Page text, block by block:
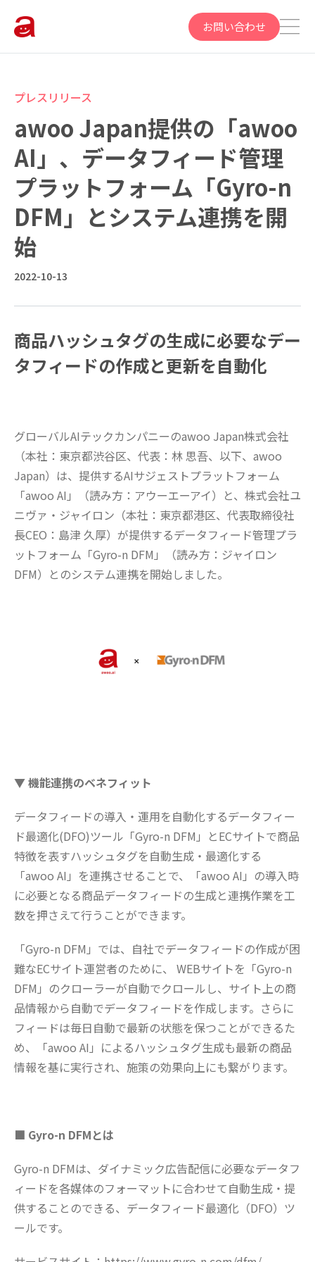
お問い合わせ
プレスリリース
awoo Japan提供の「awoo
AI」、データフィード管理
プラットフォーム「Gyro-n
DFM」とシステム連携を開
始
2022-10-13
商品ハッシュタグの生成に必要なデー
タフィードの作成と更新を自動化
グローバルAIテックカンパニーのawoo Japan株式会社
（本社：東京都渋谷区、代表：林 思吾、以下、awoo
Japan）は、提供するAIサジェストプラットフォーム
「awoo AI」（読み方：アウーエーアイ）と、株式会社ユ
ニヴァ・ジャイロン（本社：東京都港区、代表取締役社
長CEO：島津 久厚）が提供するデータフィード管理プラ
ットフォーム「Gyro-n DFM」（読み方：ジャイロン
DFM）とのシステム連携を開始しました。
▼ 機能連携のベネフィット
データフィードの導入・運用を自動化するデータフィー
ド最適化(DFO)ツール「Gyro-n DFM」とECサイトで商品
特徴を表すハッシュタグを自動生成・最適化する
「awoo AI」を連携させることで、「awoo AI」の導入時
に必要となる商品データフィードの生成と連携作業を工
数を押さえて行うことができます。
「Gyro-n DFM」では、自社でデータフィードの作成が困
難なECサイト運営者のために、 WEBサイトを「Gyro-n
DFM」のクローラーが自動でクロールし、サイト上の商
品情報から自動でデータフィードを作成します。さらに
フィードは毎日自動で最新の状態を保つことができるた
め、「awoo AI」によるハッシュタグ生成も最新の商品
情報を基に実行され、施策の効果向上にも繋がります。
■ Gyro-n DFMとは
Gyro-n DFMは、ダイナミック広告配信に必要なデータフ
ィードを各媒体のフォーマットに合わせて自動生成・提
供することのできる、データフィード最適化（DFO）ツ
ールです。